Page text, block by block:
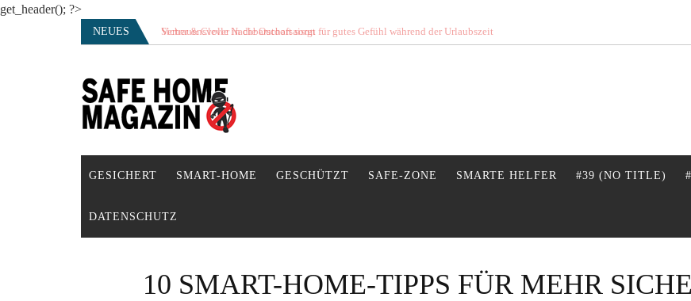
get_header(); ?>
NEUES Vertrauensvolle Nachbarschaft sorgt für gutes Gefühl während der Urlaubszeit
SAFE HOME Magazin
Sicherlich sicher ich
GESICHERT SMART-HOME GESCHÜTZT SAFE-ZONE SMARTE HELFER #39 (NO TITLE)
DATENSCHUTZ
10 SMART-HOME-TIPPS FÜR MEHR